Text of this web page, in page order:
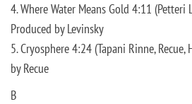
4. Where Water Means Gold 4:11 (Petteri
Produced by Levinsky
5. Cryosphere 4:24 (Tapani Rinne,
by Recue
B